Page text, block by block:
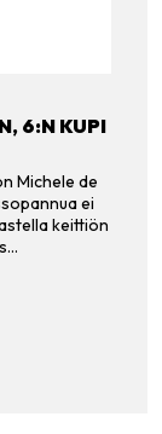
6:N KUPI
Michele de
ei
keittiön